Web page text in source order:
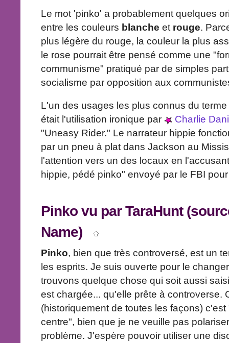
Le mot 'pinko' a probablement quelques
entre les couleurs blanche et rouge.
plus légère du rouge, la couleur la plus
le rose pourrait être pensé comme une
communisme" pratiqué par de simples
socialisme par opposition aux
L'un des usages les plus connus du
était l'utilisation ironique par
Charlie
"Uneasy Rider." Le narrateur hippie
par un pneu à plat dans Jackson au
l'attention vers un des locaux en
hippie, pédé pinko" envoyé par le FBI
Pinko vu parTaraHunt
Name)
Pinko, bien que très controversé, est un
les esprits. Je suis ouverte pour le
trouvons quelque chose qui soit aussi
est chargée... qu'elle prête à controverse.
(historiquement de toutes les façons)
centre", bien que je ne veuille pas
problème. J'espère pouvoir utiliser une